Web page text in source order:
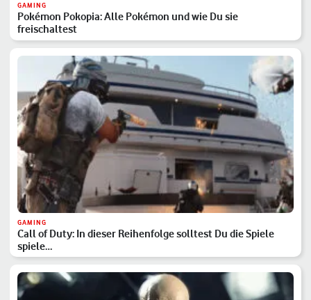
GAMING
Pokémon Pokopia: Alle Pokémon und wie Du sie
freischaltest
GAMING
Call of Duty: In dieser Reihenfolge solltest Du die Spiele
spiele…